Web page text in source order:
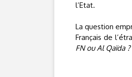
l’Etat.
La question
Français de
FN ou Al Qaïda ?